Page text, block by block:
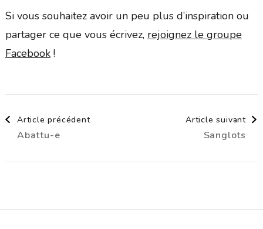
Si vous souhaitez avoir un peu plus d’inspiration ou
partager ce que vous écrivez, rejoignez le groupe
Facebook!
Navigation
d'article
Article précédent
Abattu-e
Article suivant
Sanglots